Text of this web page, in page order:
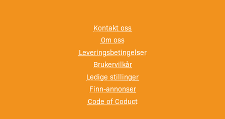
Kontakt oss
Om oss
Leveringsbetingelser
Brukervilkår
Ledige stillinger
Finn-annonser
Code of Coduct